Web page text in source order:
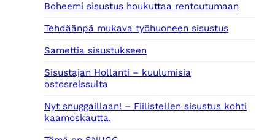
Boheemi sisustus houkuttaa rentoutumaan
Tehdäänpä mukava työhuoneen sisustus
Samettia sisustukseen
Sisustajan Hollanti – kuulumisia
ostosreissulta
Nyt snuggaillaan! – Fiilistellen sisustus kohti
kaamoskautta.